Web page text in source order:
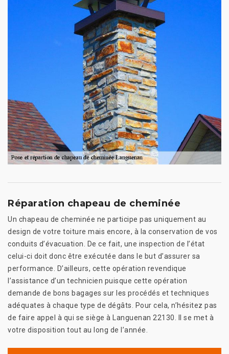
Réparation chapeau de cheminée
Un chapeau de cheminée ne participe pas uniquement au
design de votre toiture mais encore, à la conservation de vos
conduits d’évacuation. De ce fait, une inspection de l’état
celui-ci doit donc être exécutée dans le but d’assurer sa
performance. D’ailleurs, cette opération revendique
l’assistance d’un technicien puisque cette opération
demande de bons bagages sur les procédés et techniques
adéquates à chaque type de dégâts. Pour cela, n’hésitez pas
de faire appel à qui se siège à Languenan 22130. Il se met à
votre disposition tout au long de l’année.